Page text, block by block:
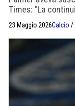
Times: "La
dubbi sulla
23 Maggio 2026Calcio /